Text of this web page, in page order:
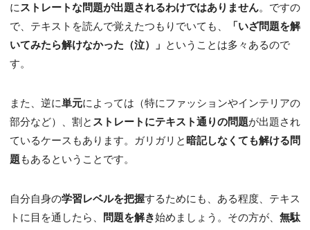
に ストレートな問題が出題されるわけではありません。ですの
で、テキストを読んで覚えたつもりでいても、
「いざ問題を解
いてみたら解けなかった（泣）」 ということは多々あるので
す。
また、逆に単元によっては（特にファッションやインテリアの
部分など）、割と ストレートにテキスト通りの問題が出題され
ているケースもあります。ガリガリと 暗記しなくても解ける問
題 もあるということです。
自分自身の学習レベルを把握するためにも、ある程度、テキス
トに目を通したら、
問題を解き始めましょう。その方が、 無駄